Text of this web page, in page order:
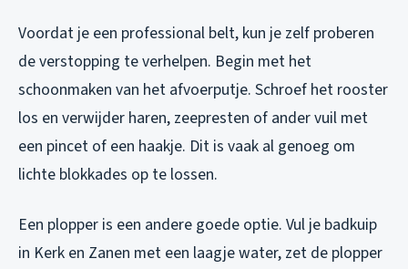
Voordat je een professional belt, kun je zelf proberen
de verstopping te verhelpen. Begin met het
schoonmaken van het afvoerputje. Schroef het rooster
los en verwijder haren, zeepresten of ander vuil met
een pincet of een haakje. Dit is vaak al genoeg om
lichte blokkades op te lossen.
Een plopper is een andere goede optie. Vul je badkuip
in Kerk en Zanen met een laagje water, zet de plopper